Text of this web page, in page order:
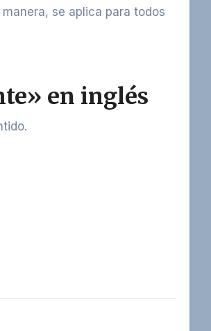
se aplica para todos
en inglés